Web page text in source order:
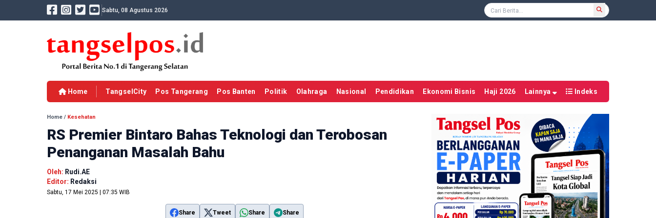
Sabtu, 08 Agustus 2026
Home TangselCity Pos Tangerang Pos Banten Politik Olahraga Nasional Pendidikan Ekonomi Bisnis Haji 2026 Lainnya Indeks
Home / Kesehatan
RS Premier Bintaro Bahas Teknologi dan Terobosan
Penanganan Masalah Bahu
Oleh: Rudi.AE
Editor: Redaksi
Sabtu, 17 Mei 2025 | 07:35 WIB
Share Tweet Share Share